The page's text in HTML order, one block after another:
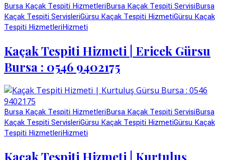
Bursa Kaçak Tespiti HizmetleriBursa Kaçak Tespiti ServisiBursa
Kaçak Tespiti ServisleriGürsu Kaçak Tespiti HizmetiGürsu Kaçak
Tespiti HizmetleriHizmeti
Kaçak Tespiti Hizmeti | Ericek Gürsu
Bursa : 0546 9402175
Bursa Kaçak Tespiti HizmetleriBursa Kaçak Tespiti ServisiBursa
Kaçak Tespiti ServisleriGürsu Kaçak Tespiti HizmetiGürsu Kaçak
Tespiti HizmetleriHizmeti
Kaçak Tespiti Hizmeti | Kurtuluş